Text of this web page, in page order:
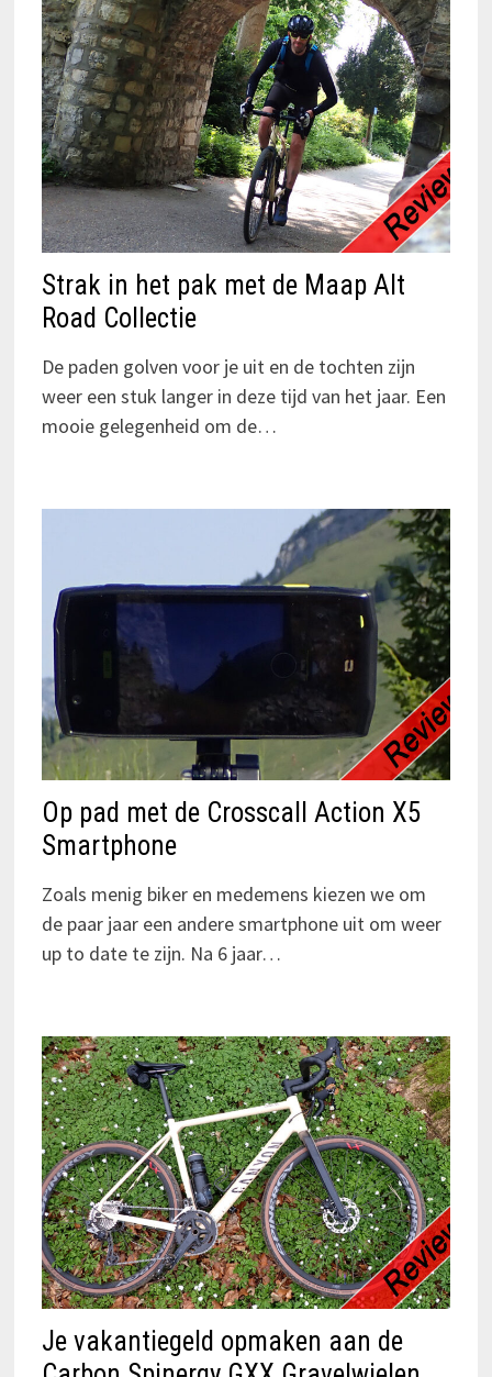
Strak in het pak met de Maap Alt
Road Collectie
De paden golven voor je uit en de tochten zijn
weer een stuk langer in deze tijd van het jaar. Een
mooie gelegenheid om de…
Op pad met de Crosscall Action X5
Smartphone
Zoals menig biker en medemens kiezen we om
de paar jaar een andere smartphone uit om weer
up to date te zijn. Na 6 jaar…
Je vakantiegeld opmaken aan de